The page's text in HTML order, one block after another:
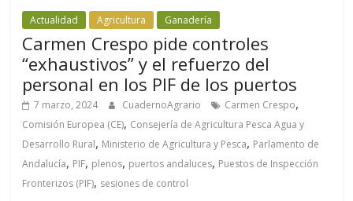
Actualidad Agricultura Ganadería
Carmen Crespo pide controles
“exhaustivos” y el refuerzo del
personal en los PIF de los puertos
7 marzo, 2024 CuadernoAgrario Carmen Crespo,
Comisión Europea (CE), Consejería de Agricultura Pesca Agua y
Desarrollo Rural, Ministerio de Agricultura y Pesca, Parlamento de
Andalucía, PIF, plenos, puertos andaluces, Puestos de Inspección
Fronterizos (PIF), sesiones de control